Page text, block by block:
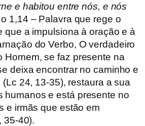
e habitou entre nós, e nós
1,14 – Palavra que rege o
que a impulsiona à oração e à
do Verbo, O verdadeiro
Homem, se faz presente na
deixa encontrar no caminho e
24, 13-35), restaura a sua
humanos e está presente no
e irmãs que estão em
35-40).